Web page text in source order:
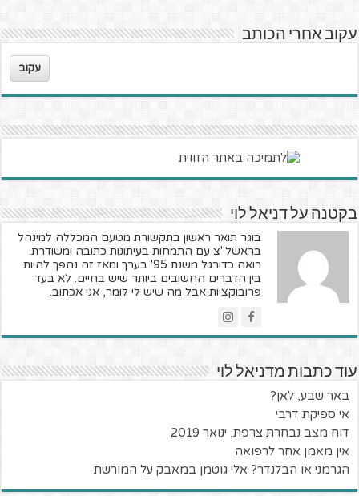
עקוב אחרי הכותב
עקוב
בקטנה על דניאל לוי
בוגר תואר ראשון בתקשורת מטעם המכללה למינהל
בראשל"צ עם התמחות בעיתונות כתובה ומשודרת.
רואה כדורגל משנת 95' בערך ומאז זה נהפך להיות
בין הדברים החשובים ביותר שיש בחיים. לא בעד
פרובוקציות אבל מה שיש לי לומר, אני אכתוב.
עוד כתבות מדניאל לוי
באר שבע, לאן?
אי ספיקת דרבי
דוח מצב נבחרת צרפת, ינואר 2019
אין מאמן אחר לרפואה
הגרמני או הבלנדר? אלי גוטמן במאבק על המורשת